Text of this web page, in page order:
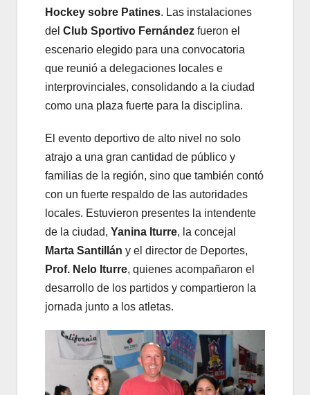
Hockey sobre Patines. Las instalaciones
del Club Sportivo Fernández fueron el
escenario elegido para una convocatoria
que reunió a delegaciones locales e
interprovinciales, consolidando a la ciudad
como una plaza fuerte para la disciplina.
El evento deportivo de alto nivel no solo
atrajo a una gran cantidad de público y
familias de la región, sino que también contó
con un fuerte respaldo de las autoridades
locales. Estuvieron presentes la intendente
de la ciudad, Yanina Iturre, la concejal
Marta Santillán y el director de Deportes,
Prof. Nelo Iturre, quienes acompañaron el
desarrollo de los partidos y compartieron la
jornada junto a los atletas.